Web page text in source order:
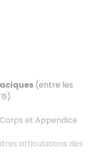
(entre les
et Appendice
articulations des